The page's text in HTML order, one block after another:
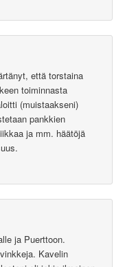
että torstaina
toiminnasta
(muistaakseni)
pankkien
ja mm. häätöjä
ja Puerttoon.
Kavelin